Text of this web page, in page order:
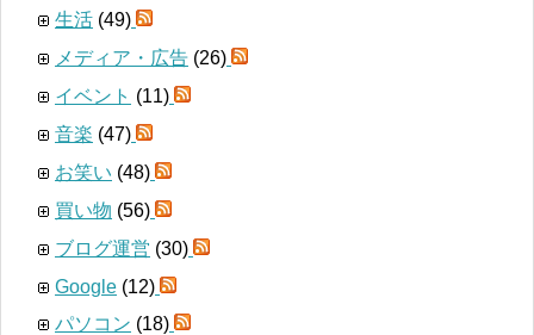
生活 (49)
メディア・広告 (26)
イベント (11)
音楽 (47)
お笑い (48)
買い物 (56)
ブログ運営 (30)
Google (12)
パソコン (18)